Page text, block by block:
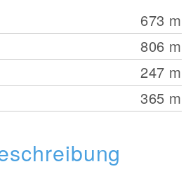
673 m
806 m
247 m
365 m